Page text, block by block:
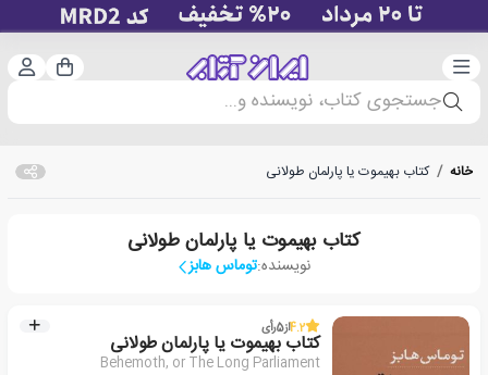
دسته‌بندی سبد
جستجوی کتاب، نویسنده و...
خانه / کتاب بهیموت یا پارلمان طولانی
کتاب بهیموت یا پارلمان طولانی
نویسنده:توماس هابز
4.2از5رأی
کتاب بهیموت یا پارلمان طولانی
Behemoth, or The Long Parliament